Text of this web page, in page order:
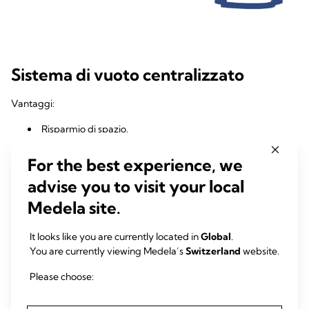
Sistema di vuoto centralizzato
Vantaggi:
Risparmio di spazio.
In caso di fuoriuscita: contaminazione dell'intero sistema.
Più utenti: eventuale capacità di aspirazione ridotta e
forza di aspirazione instabile.
Aspiratori portatili
For the best experience, we
advise you to visit your local
Medela site.
It looks like you are currently located inGlobal.
You are currently viewing Medela’sSwitzerland website.
Please choose: